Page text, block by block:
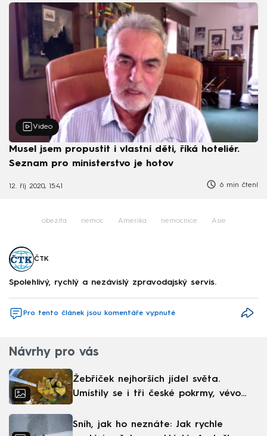
Video
Musel jsem propustit i vlastní děti, říká hoteliér.
Seznam pro ministerstvo je hotov
12. říj 2020, 15:41 6 min čtení
obezita nemoc Amerika nemocnice Asie
ČTK
Spolehlivý, rychlý a nezávislý zpravodajský servis.
Pro tento článek jsou komentáře vypnuté
Návrhy pro vás
Žebříček nejhorších jídel světa.
Umístily se i tři české pokrmy, vévodí
Sníh, jak ho neznáte: Jak rychle